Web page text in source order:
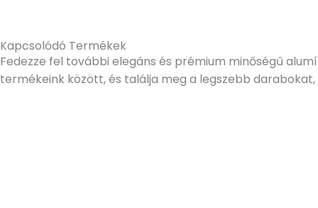
Kapcsolódó Termékek
Fedezze fel további elegáns és prémium minőségű
termékeink között, és találja meg a legszebb